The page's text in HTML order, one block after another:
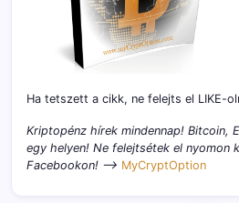
Ha tetszett a cikk, ne felejts el LIKE-
Kriptopénz hírek mindennap! Bitcoin,
egy helyen! Ne felejtsétek el nyomon
Facebookon! –> MyCryptOption